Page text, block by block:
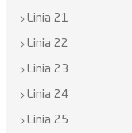
Linia 21
Linia 22
Linia 23
Linia 24
Linia 25